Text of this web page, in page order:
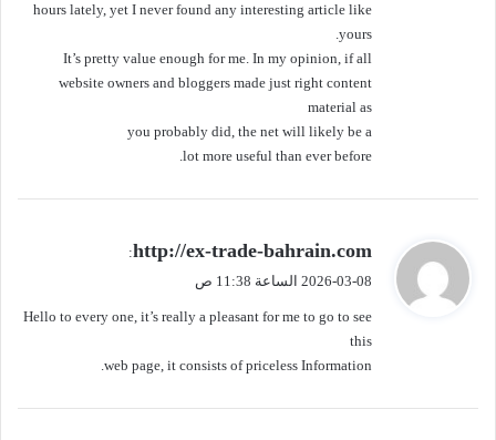
hours lately, yet I never found any interesting article like
yours.
It’s pretty value enough for me. In my opinion, if all
website owners and bloggers made just right content
material as
you probably did, the net will likely be a
lot more useful than ever before.
ي
ل
http://ex-trade-bahrain.com
:
2026-03-08 الساعة 11:38 ص
Hello to every one, it’s really a pleasant for me to go to see
this
web page, it consists of priceless Information.